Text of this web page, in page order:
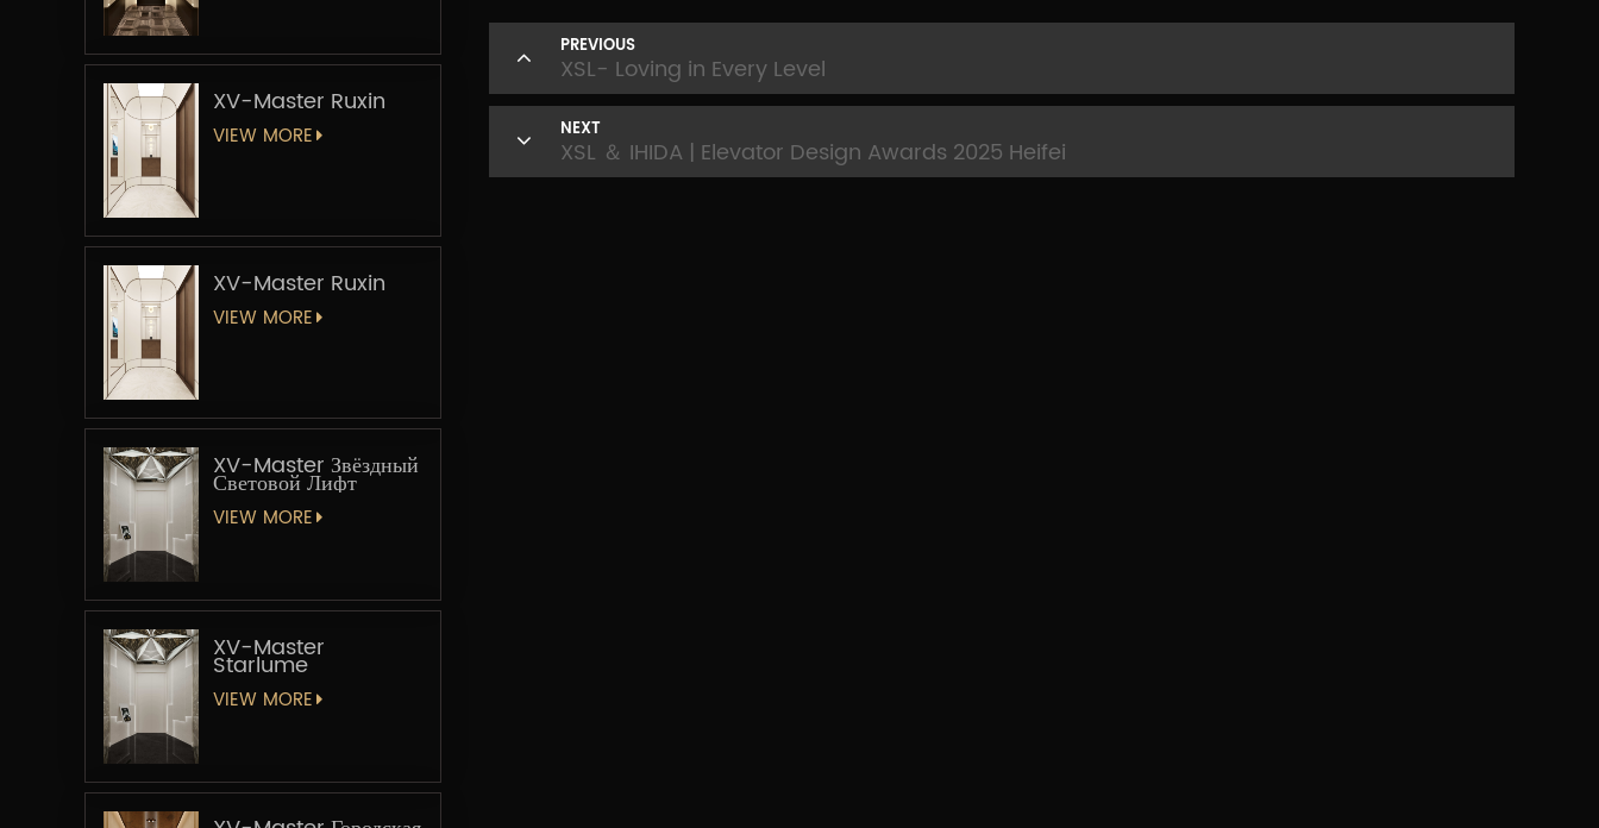
XV-Master Ruxin
VIEW MORE
XV-Master Ruxin
VIEW MORE
XV-Master Звёздный
Световой Лифт
VIEW MORE
XV-Master
Starlume
VIEW MORE
PREVIOUS
XSL- Loving in Every Level
NEXT
XSL ＆ IHIDA | Elevator Design Awards 2025 Heifei